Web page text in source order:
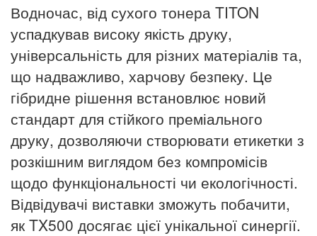
Водночас, від сухого тонера TITON
успадкував високу якість друку,
універсальність для різних матеріалів та,
що надважливо, харчову безпеку. Це
гібридне рішення встановлює новий
стандарт для стійкого преміального
друку, дозволяючи створювати етикетки з
розкішним виглядом без компромісів
щодо функціональності чи екологічності.
Відвідувачі виставки зможуть побачити,
як TX500 досягає цієї унікальної синергії.